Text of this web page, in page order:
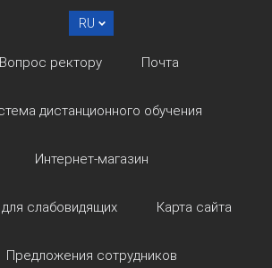
RU
Вопрос ректору Почта
дистанционного обучения
Интернет-магазин
слабовидящих Карта сайта
Предложения сотрудников